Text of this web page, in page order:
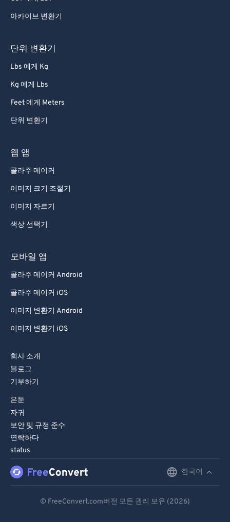
아카이브 변환기
단위 변환기
Lbs 에게 Kg
Kg 에게 Lbs
Feet 에게 Meters
단위 변환기
웹 앱
콜라주 메이커
이미지 크기 조절기
이미지 자르기
색상 선택기
모바일 앱
콜라주 메이커 Android
콜라주 메이커 iOS
이미지 변환기 Android
이미지 변환기 iOS
회사 소개
블로그
기부하기
은둔
자귀
보안 및 규정 준수
연락하다
status
한국어
© FreeConvert.com버전 모든 권리 보유 (2026)